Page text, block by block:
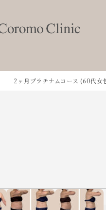
2ヶ月プラチナムコース (60代女